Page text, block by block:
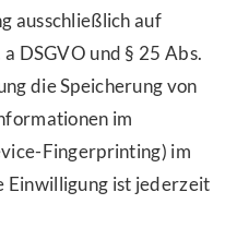
ausschließlich auf
DSGVO und § 25 Abs.
die Speicherung von
im
Fingerprinting) im
Einwilligung ist jederzeit